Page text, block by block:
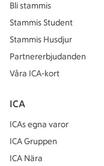
Bli stammis
Stammis Student
Stammis Husdjur
Partnererbjudanden
Våra ICA-kort
ICA
ICAs egna varor
ICA Gruppen
ICA Nära